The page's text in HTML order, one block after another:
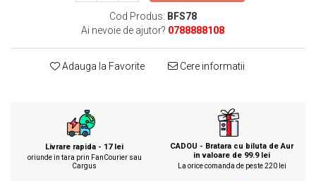
Cod Produs: BFS78
Ai nevoie de ajutor? 0788888108
Adauga la Favorite Cere informatii
Livrare rapida - 17 lei
oriunde in tara prin FanCourier sau
Cargus
CADOU - Bratara cu biluta de Aur
in valoare de 99.9 lei
La orice comanda de peste 220 lei